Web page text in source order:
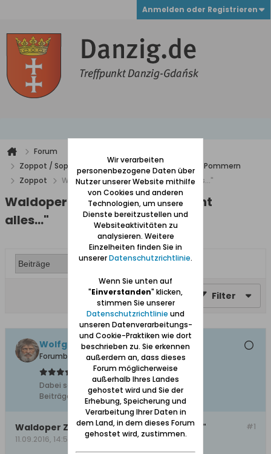
Anmelden oder Registrieren
Forum
Zoppot / Sopot, Gdingen / Ost- u. Westpreußen, Pommern
Zoppot
Waldoper Zoppot: "Liebe verzeiht alles..."
Waldoper Zoppot: "Liebe verzeiht
alles..."
Filter
Wolfgang
Forumbetreiber
Dabei seit:
10.02.2008
Beiträge:
11627
#1
Waldoper Zoppot: "Liebe verzeiht alles..."
11.09.2016, 14:53
Wir verarbeiten
personenbezogene Daten über
Nutzer unserer Website mithilfe
von Cookies und anderen
Technologien, um unsere
Dienste bereitzustellen und
Websiteaktivitäten zu
analysieren. Weitere
Einzelheiten finden Sie in
unsererDatenschutzrichtlinie.
Wenn Sie unten auf
"Einverstanden" klicken,
stimmen Sie unserer
Datenschutzrichtlinie und
unseren Datenverarbeitungs-
und Cookie-Praktiken wie dort
beschrieben zu. Sie erkennen
außerdem an, dass dieses
Forum möglicherweise
außerhalb Ihres Landes
gehostet wird und Sie der
Erhebung, Speicherung und
Verarbeitung Ihrer Daten in
dem Land, in dem dieses Forum
gehostet wird, zustimmen.